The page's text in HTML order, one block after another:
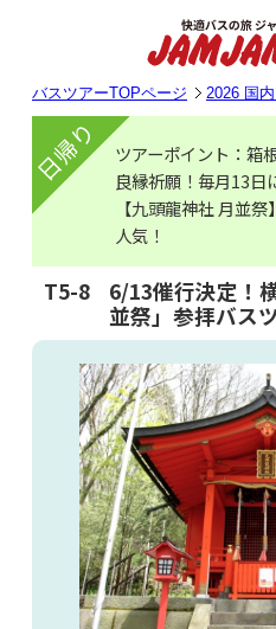
バスツアーTOPページ 2026 国
ツアーポイント：箱
良縁祈願！毎月13日
【九頭龍神社 月並
人気！
日帰り
T5-8
6/13催行決定！
並祭」参拝バス